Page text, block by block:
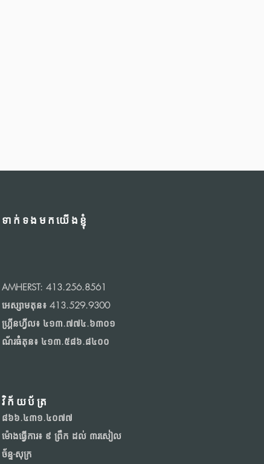
ទាក់ទងមកយើងខ្ញុំ
AMHERST: 413.256.8561
អេស្សាមតុន៖ 413.529.9300
ហ្គ្រីនហ្វីល៖ ៤១៣.៧៧៤.៦៣០១
ណ័រធំំតុន៖ ៤១៣.៥៨៦.៨៤០០
វិក័យប័ត្រ
៨៦៦.៤៣១.៤០៧៧
ម៉ោងធ្វើការ៖ ៩ ព្រឹក ដល់ ៣រសៀល
ច័ន្ទ-សុក្រ